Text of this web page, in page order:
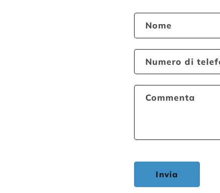
Nome
Numero di
Commenta
Invia